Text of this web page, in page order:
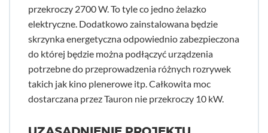
przekroczy 2700 W. To tyle co jedno żelazko
elektryczne. Dodatkowo zainstalowana będzie
skrzynka energetyczna odpowiednio zabezpieczona
do której będzie można podłączyć urządzenia
potrzebne do przeprowadzenia różnych rozrywek
takich jak kino plenerowe itp. Całkowita moc
dostarczana przez Tauron nie przekroczy 10 kW.